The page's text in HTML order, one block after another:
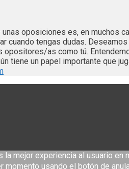
oposiciones es, en muchos
cuando tengas dudas.
as como tú.
tiene un papel importante que
mejor experiencia al usuario en
momento usando el botón de